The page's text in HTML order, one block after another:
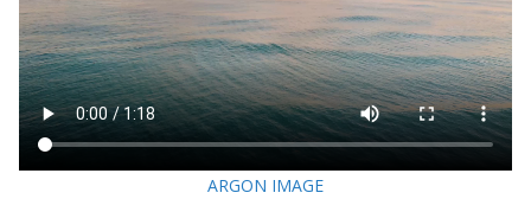
ARGON IMAGE